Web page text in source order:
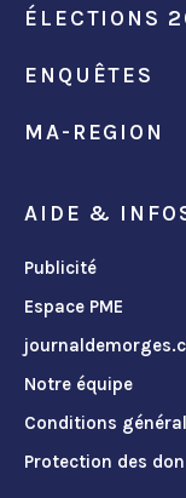
ÉLECTIONS
ENQUÊTES
MA-REGION
AIDE &
Publicité
Espace PME
Notre équipe
Conditions
Protection des